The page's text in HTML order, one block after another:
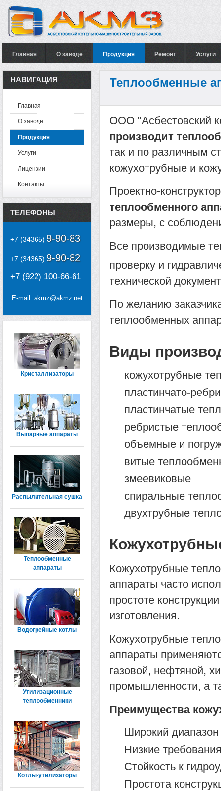
Главная О заводе Продукция Ремонт Услуги
Теплообменные
ООО "Асбестовский
производит
так и по различным
кожухотрубные и
Проектно-
теплообменного
размеры, с
Все производимые
проверку и
технической
По желанию
теплообменных
Виды
кожухотрубные
пластинчато-
пластинчатые
ребристые
объемные и
витые
змеевиковые
спиральные
двухтрубные
Кожухотрубные
аппараты часто
простоте
изготовления.
Кожухотрубные
аппараты
газовой, нефтяной,
промышленности, а
Преимущества
Широкий
Низкие
Стойкость к
Простота
НАВИГАЦИЯ
Главная
О заводе
Продукция
Услуги
Лицензии
Контакты
ТЕЛЕФОНЫ
+7 (34365) 9-90-83
+7 (34365) 9-90-82
+7 (922) 100-66-61
E-mail: akmz@akmz.net
Кристаллизаторы
Выпарные аппараты
Распылительная сушка
Теплообменные
аппараты
Водогрейные котлы
Утилизационные
теплообменники
Котлы-утилизаторы